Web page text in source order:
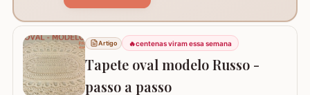
Artigo 🔥centenas viram essa semana
Tapete oval modelo Russo -
passo a passo